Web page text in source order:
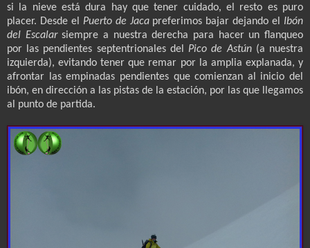
si la nieve está dura hay que tener cuidado, el resto es puro
placer. Desde el Puerto de Jacapreferimos bajar dejando el Ibón
del Escalarsiempre a nuestra derecha para hacer un flanqueo
por las pendientes septentrionales del Pico de Astún(a nuestra
izquierda), evitando tener que remar por la amplia explanada, y
afrontar las empinadas pendientes que comienzan al inicio del
ibón, en dirección a las pistas de la estación, por las que llegamos
al punto de partida.